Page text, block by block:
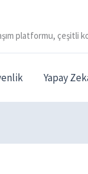
platformu,
Yapay